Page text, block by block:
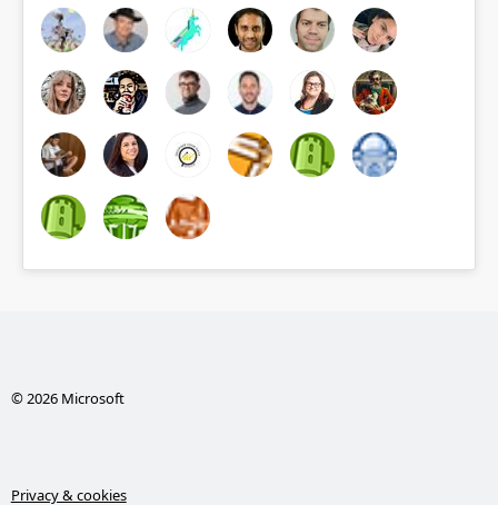
© 2026 Microsoft
Privacy & cookies